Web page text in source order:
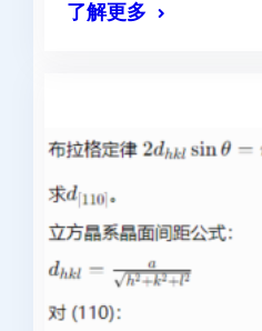
了解更多